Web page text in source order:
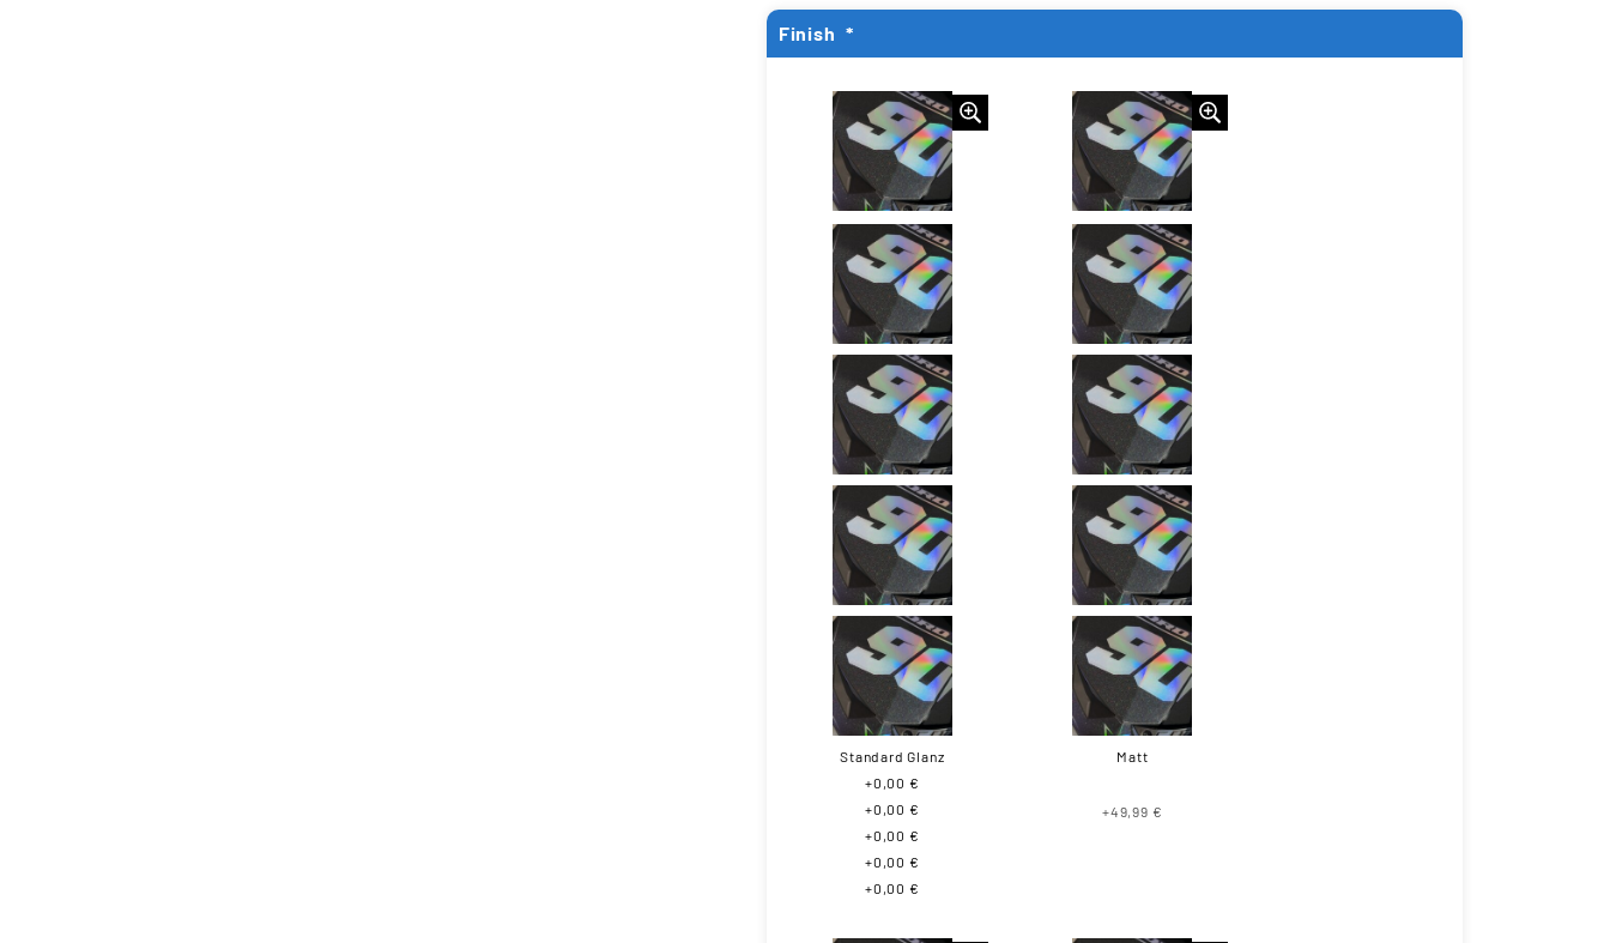
Finish *
Standard Glanz
+0,00 €
+0,00 €
+0,00 €
+0,00 €
+0,00 €
Matt
+49,99 €